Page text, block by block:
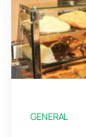
GENERAL